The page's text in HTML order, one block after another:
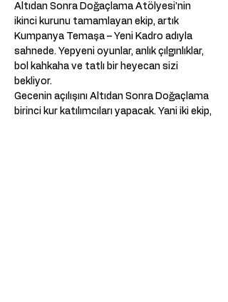
Altıdan Sonra Doğaçlama Atölyesi’nin
ikinci kurunu tamamlayan ekip, artık
Kumpanya Temaşa – Yeni Kadro adıyla
sahnede. Yepyeni oyunlar, anlık çılgınlıklar,
bol kahkaha ve tatlı bir heyecan sizi
bekliyor.
Gecenin açılışını Altıdan Sonra Doğaçlama
birinci kur katılımcıları yapacak. Yani iki ekip,